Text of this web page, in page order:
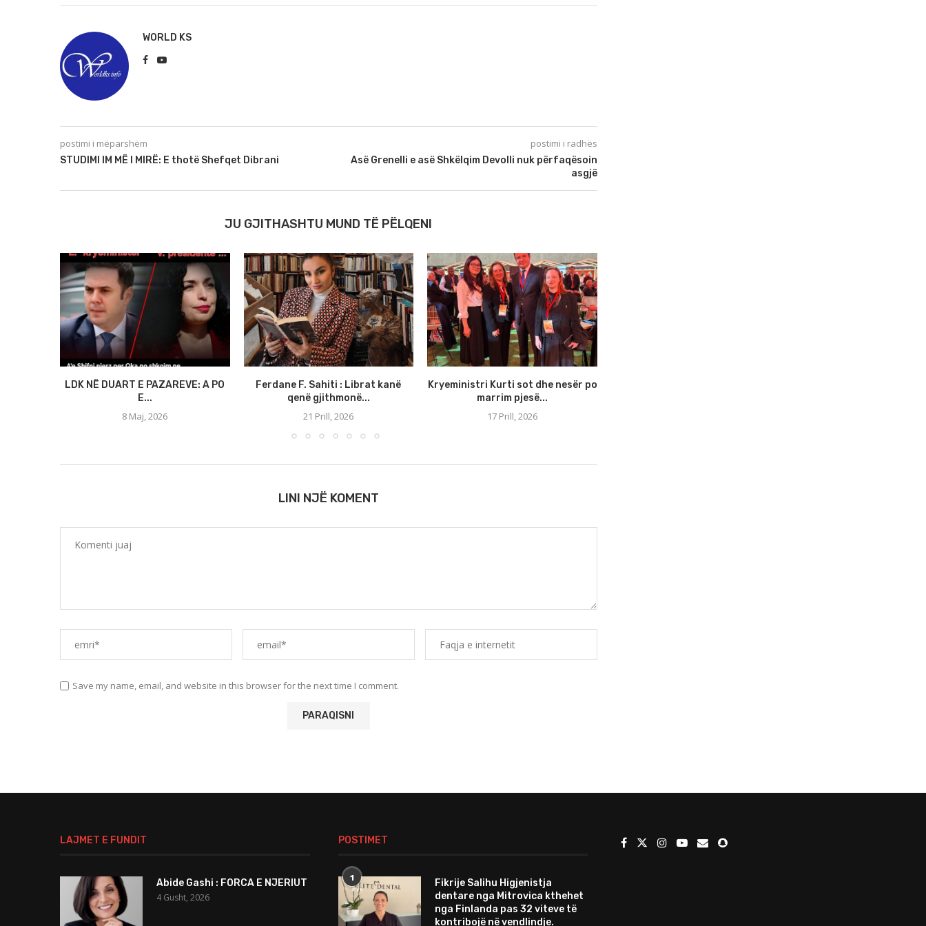
WORLD KS
postimi i mëparshëm
STUDIMI IM MË I MIRË: E thotë Shefqet Dibrani
postimi i radhës
Asë Grenelli e asë Shkëlqim Devolli nuk përfaqësoin
asgjë
JU GJITHASHTU MUND TË PËLQENI
LDK NË DUART E PAZAREVE: A PO
E...
8 Maj, 2026
Ferdane F. Sahiti : Librat kanë
qenë gjithmonë...
21 Prill, 2026
Kryeministri Kurti sot dhe nesër po
marrim pjesë...
17 Prill, 2026
LINI NJË KOMENT
Save my name, email, and website in this browser for the next time I comment.
LAJMET E FUNDIT
Abide Gashi : FORCA E NJERIUT
4 Gusht, 2026
POSTIMET
1
Fikrije Salihu Higjenistja
dentare nga Mitrovica kthehet
nga Finlanda pas 32 viteve të
kontribojë në vendlindje.